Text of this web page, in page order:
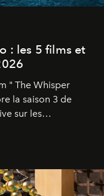
: les 5 films et
" The Whisper
la saison 3 de
sur les